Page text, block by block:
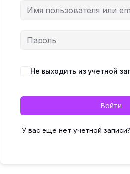
Не выходить из учетной
Войти
У вас еще нет учетной записи?